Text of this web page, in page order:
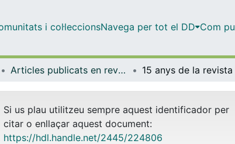
i col·leccionsNavega per tot el DD Com
Articles publicats en revistes (Antropologia Social)
Si us plau utilitzeu sempre aquest identificador per
citar o enllaçar aquest document:
https://hdl.handle.net/2445/224806